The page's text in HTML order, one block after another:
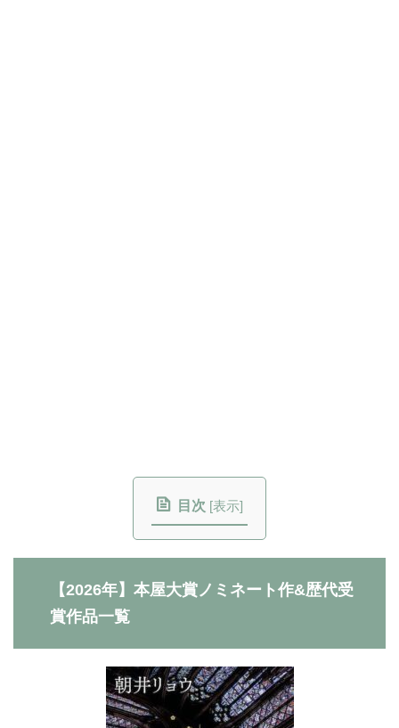
目次 [表示]
【2026年】本屋大賞ノミネート作&歴代受
賞作品一覧